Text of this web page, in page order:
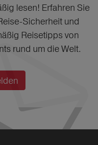
lesen! Erfahren Sie
Sicherheit und
Reisetipps von
rund um die Welt.